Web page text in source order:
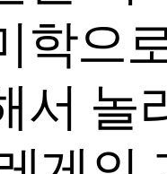
학으
서 놀